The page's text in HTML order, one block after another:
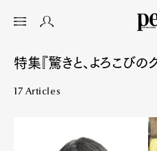
特集『驚きと、よろこびのク
17 Articles